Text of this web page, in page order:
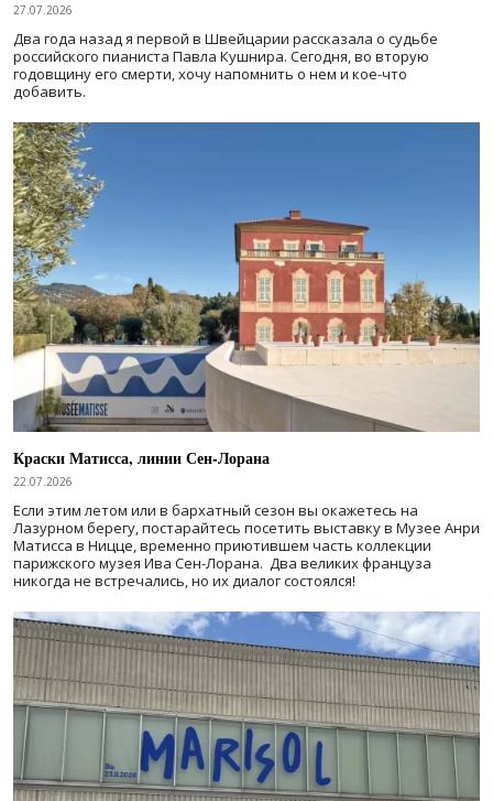
27.07.2026
Два года назад я первой в Швейцарии рассказала о судьбе
российского пианиста Павла Кушнира. Сегодня, во вторую
годовщину его смерти, хочу напомнить о нем и кое-что
добавить.
Краски Матисса, линии Сен-Лорана
22.07.2026
Если этим летом или в бархатный сезон вы окажетесь на
Лазурном берегу, постарайтесь посетить выставку в Музее Анри
Матисса в Ницце, временно приютившем часть коллекции
парижского музея Ива Сен-Лорана. Два великих француза
никогда не встречались, но их диалог состоялся!